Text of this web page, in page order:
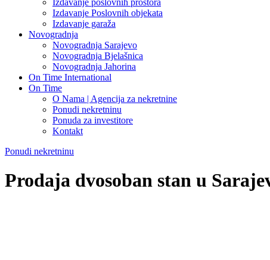
Izdavanje poslovnih prostora
Izdavanje Poslovnih objekata
Izdavanje garaža
Novogradnja
Novogradnja Sarajevo
Novogradnja Bjelašnica
Novogradnja Jahorina
On Time International
On Time
O Nama | Agencija za nekretnine
Ponudi nekretninu
Ponuda za investitore
Kontakt
Ponudi nekretninu
Prodaja dvosoban stan u